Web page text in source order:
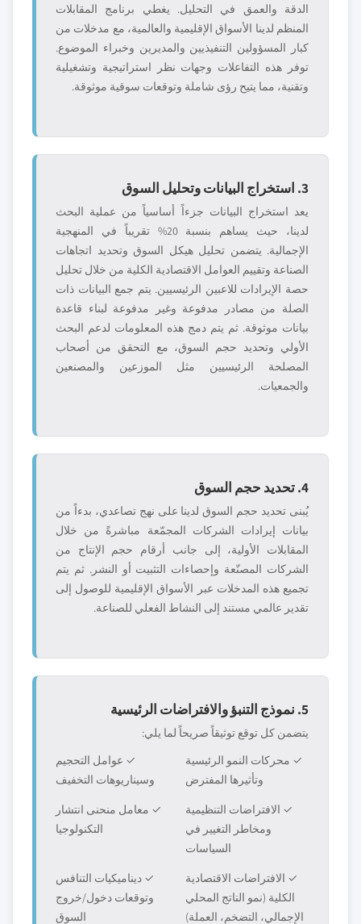
الدقة والعمق في التحليل. يغطي برنامج المقابلات
المنظم لدينا الأسواق الإقليمية والعالمية، مع مدخلات من
كبار المسؤولين التنفيذيين والمديرين وخبراء الموضوع.
توفر هذه التفاعلات وجهات نظر استراتيجية وتشغيلية
وتقنية، مما يتيح رؤى شاملة وتوقعات سوقية موثوقة.
3. استخراج البيانات وتحليل السوق
يعد استخراج البيانات جزءاً أساسياً من عملية البحث
لدينا، حيث يساهم بنسبة 20% تقريباً في المنهجية
الإجمالية. يتضمن تحليل هيكل السوق وتحديد اتجاهات
الصناعة وتقييم العوامل الاقتصادية الكلية من خلال تحليل
حصة الإيرادات للاعبين الرئيسيين. يتم جمع البيانات ذات
الصلة من مصادر مدفوعة وغير مدفوعة لبناء قاعدة
بيانات موثوقة. ثم يتم دمج هذه المعلومات لدعم البحث
الأولي وتحديد حجم السوق، مع التحقق من أصحاب
المصلحة الرئيسيين مثل الموزعين والمصنعين
والجمعيات.
4. تحديد حجم السوق
يُبنى تحديد حجم السوق لدينا على نهج تصاعدي، بدءاً من
بيانات إيرادات الشركات المجمّعة مباشرةً من خلال
المقابلات الأولية، إلى جانب أرقام حجم الإنتاج من
الشركات المصنّعة وإحصاءات التثبيت أو النشر. ثم يتم
تجميع هذه المدخلات عبر الأسواق الإقليمية للوصول إلى
تقدير عالمي مستند إلى النشاط الفعلي للصناعة.
5. نموذج التنبؤ والافتراضات الرئيسية
يتضمن كل توقع توثيقاً صريحاً لما يلي:
✓ محركات النمو الرئيسية
وتأثيرها المفترض
✓ عوامل التحجيم
وسيناريوهات التخفيف
✓ الافتراضات التنظيمية
ومخاطر التغيير في
السياسات
✓ معامل منحنى انتشار
التكنولوجيا
✓ الافتراضات الاقتصادية
الكلية (نمو الناتج المحلي
الإجمالي، التضخم، العملة)
✓ ديناميكيات التنافس
وتوقعات دخول/خروج
السوق